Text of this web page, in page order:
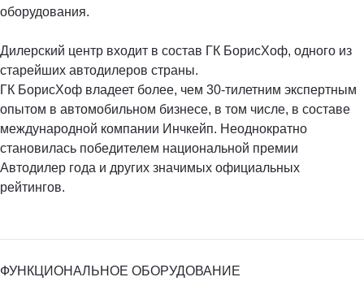
оборудования.
Дилерский центр входит в состав ГК БорисХоф, одного из
старейших автодилеров страны.
ГК БорисХоф владеет более, чем 30-тилетним экспертным
опытом в автомобильном бизнесе, в том числе, в составе
международной компании Инчкейп. Неоднократно
становилась победителем национальной премии
Автодилер года и других значимых официальных
рейтингов.
ФУНКЦИОНАЛЬНОЕ ОБОРУДОВАНИЕ